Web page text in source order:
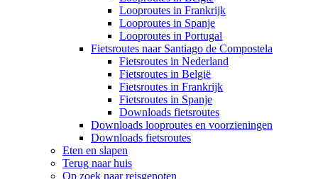
Looproutes in Frankrijk
Looproutes in Spanje
Looproutes in Portugal
Fietsroutes naar Santiago de Compostela
Fietsroutes in Nederland
Fietsroutes in België
Fietsroutes in Frankrijk
Fietsroutes in Spanje
Downloads fietsroutes
Downloads looproutes en voorzieningen
Downloads fietsroutes
Eten en slapen
Terug naar huis
Op zoek naar reisgenoten